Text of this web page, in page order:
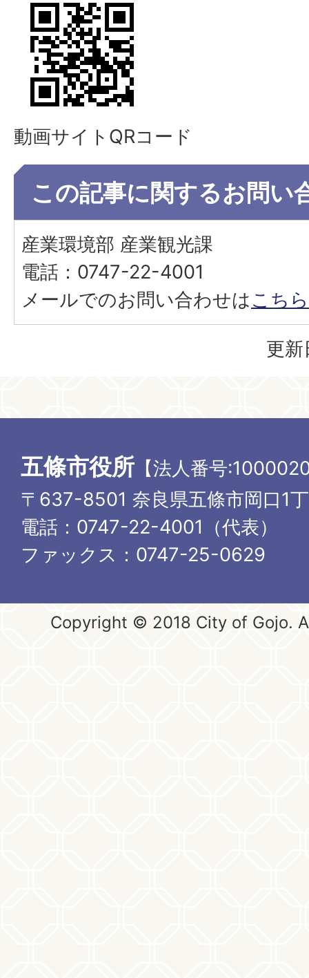
動画サイトQRコード
この記事に関するお問い
産業環境部 産業観光課
電話：0747-22-4001
メールでのお問い合わせはこちら
更
五條市役所 【法人番号
〒637-8501 奈良県五條市岡口1
電話：0747-22-4001（代表）
ファックス：0747-25-0629
Copyright © 2018 City of Gojo.